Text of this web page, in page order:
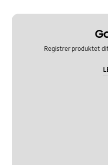
Registrer produktet